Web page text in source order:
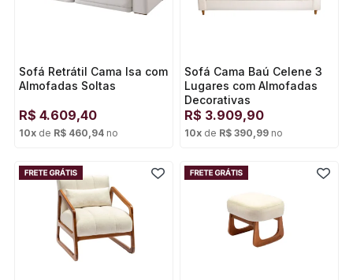
Sofá Retrátil Cama Isa com
Almofadas Soltas
R$ 4.609,40
10x de R$ 460,94 no
Sofá Cama Baú Celene 3
Lugares com Almofadas
Decorativas
R$ 3.909,90
10x de R$ 390,99 no